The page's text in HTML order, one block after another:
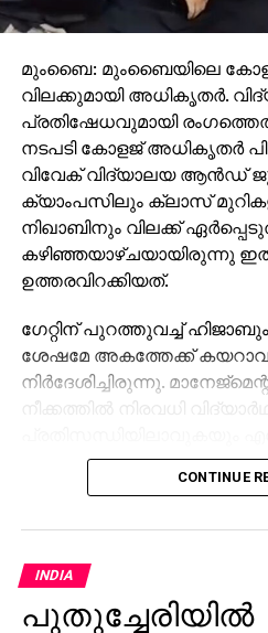
മുംബൈ: മുംബൈയിലെ
വിലക്കുമായി അധികൃതർ.
പ്രതിഷേധവുമായി
നടപടി കോളജ് അധികൃതർ
വിവേക് വിദ്യാലയ ആൻഡ്
ക്യാംപസിലും ക്ലാസ്
നിഖാബിനും വിലക്ക്
കഴിഞ്ഞയാഴ്ചയായിരുന്നു
ഉത്തരവിറക്കിയത്.
​ഗേറ്റിന് പുറത്തുവച്ച്
ശേഷമേ അകത്തേക്ക്
നിർദേശിച്ചിരുന്നു.
നീക്കത്തിൽ നിരവധി
തീരുമാനം പിൻവലിക്കാൻ
ചെയ്തു. എന്നാൽ
ഇതോടെ, ഏതാനും
പുറത്ത് നിരാഹാര സമരം
എഐഎംഐഎം വനിതാ
CONTINUE
INDIA
പുതുച്ചേരിയിൽ